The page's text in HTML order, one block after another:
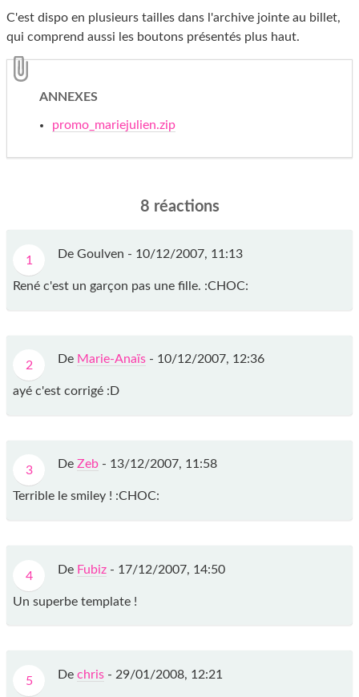
C'est dispo en plusieurs tailles dans l'archive jointe au billet,
qui comprend aussi les boutons présentés plus haut.
ANNEXES
promo_mariejulien.zip
8 réactions
1 De Goulven - 10/12/2007, 11:13
René c'est un garçon pas une fille. :CHOC:
2 De Marie-Anaïs - 10/12/2007, 12:36
ayé c'est corrigé :D
3 De Zeb - 13/12/2007, 11:58
Terrible le smiley ! :CHOC:
4 De Fubiz - 17/12/2007, 14:50
Un superbe template !
5 De chris - 29/01/2008, 12:21